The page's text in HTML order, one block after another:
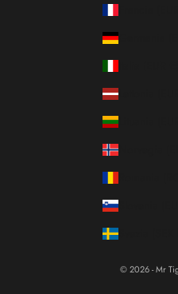
Francia (EUR
Germania
Italia (EUR €)
Lettonia (EUR
Lituania (EUR
Norvegia
Romania
Slovenia
Svezia (SEK
© 2026 - Mr